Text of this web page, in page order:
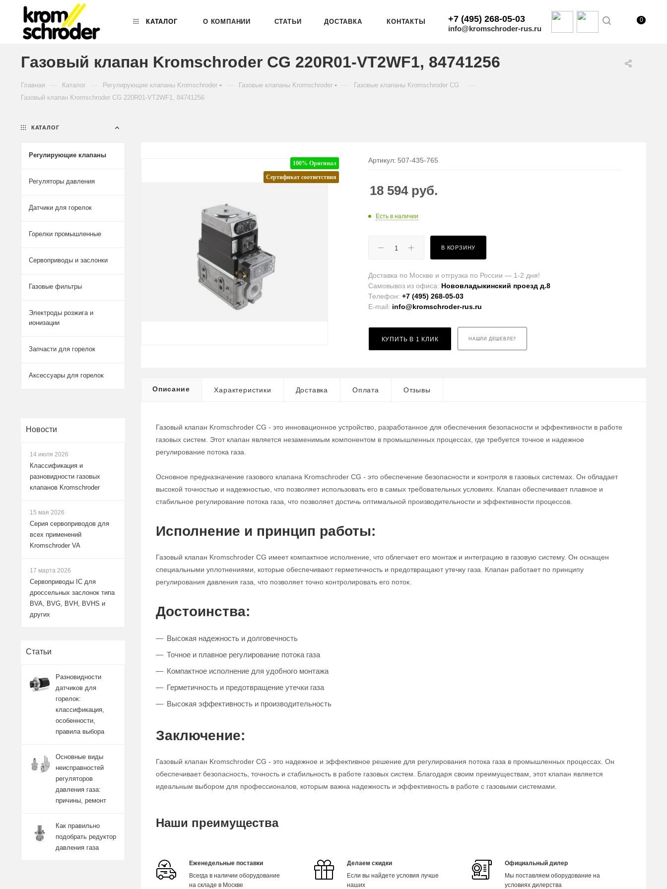
КАТАЛОГ О КОМПАНИИ СТАТЬИ ДОСТАВКА КОНТАКТЫ +7 (495) 268-05-03
info@kromschroder-rus.ru
0
Газовый клапан Kromschroder CG 220R01-VT2WF1, 84741256
Главная Каталог Регулирующие клапаны Kromschroder Газовые клапаны Kromschroder Газовые клапаны Kromschroder CG
Газовый клапан Kromschroder CG 220R01-VT2WF1, 84741256
100% Оригинал
Сертификат соответствия
Артикул: 507-435-765
18 594руб.
Есть в наличии
В КОРЗИНУ
Доставка по Москве и отгрузка по России — 1-2 дня!
Самовывоз из офиса: Нововладыкинский проезд д.8
Телефон:+7 (495) 268-05-03
E-mail: info@kromschroder-rus.ru
КУПИТЬ В 1 КЛИК НАШЛИ ДЕШЕВЛЕ?
Описание Характеристики Доставка Оплата Отзывы
Газовый клапан Kromschroder CG - это инновационное устройство, разработанное для обеспечения безопасности и эффективности в работе
газовых систем. Этот клапан является незаменимым компонентом в промышленных процессах, где требуется точное и надежное
регулирование потока газа.
Основное предназначение газового клапана Kromschroder CG - это обеспечение безопасности и контроля в газовых системах. Он обладает
высокой точностью и надежностью, что позволяет использовать его в самых требовательных условиях. Клапан обеспечивает плавное и
стабильное регулирование потока газа, что позволяет достичь оптимальной производительности и эффективности процессов.
Исполнение и принцип работы:
Газовый клапан Kromschroder CG имеет компактное исполнение, что облегчает его монтаж и интеграцию в газовую систему. Он оснащен
специальными уплотнениями, которые обеспечивают герметичность и предотвращают утечку газа. Клапан работает по принципу
регулирования давления газа, что позволяет точно контролировать его поток.
Достоинства:
Высокая надежность и долговечность
Точное и плавное регулирование потока газа
Компактное исполнение для удобного монтажа
Герметичность и предотвращение утечки газа
Высокая эффективность и производительность
Заключение:
Газовый клапан Kromschroder CG - это надежное и эффективное решение для регулирования потока газа в промышленных процессах. Он
обеспечивает безопасность, точность и стабильность в работе газовых систем. Благодаря своим преимуществам, этот клапан является
идеальным выбором для профессионалов, которым важна надежность и эффективность в работе с газовыми системами.
Наши преимущества
Еженедельные поставки
Всегда в наличии оборудование
на складе в Москве
Делаем скидки
Если вы найдете условия лучше
наших
Официальный дилер
Мы поставляем оборудование на
условиях дилерства
КАТАЛОГ
Регулирующие клапаны
Регуляторы давления
Датчики для горелок
Горелки промышленные
Сервоприводы и заслонки
Газовые фильтры
Электроды розжига и
ионизации
Запчасти для горелок
Аксессуары для горелок
Новости
14 июля 2026
Классификация и
разновидности газовых
клапанов Kromschroder
15 мая 2026
Серия сервоприводов для
всех применений
Kromschroder VA
17 марта 2026
Сервоприводы IC для
дроссельных заслонок типа
BVA, BVG, BVH, BVHS и
других
Статьи
Разновидности
датчиков для
горелок:
классификация,
особенности,
правила выбора
Основные виды
неисправностей
регуляторов
давления газа:
причины, ремонт
Как правильно
подобрать редуктор
давления газа